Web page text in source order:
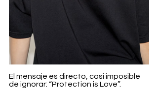
El mensaje es directo, casi imposible
de ignorar: “Protection is Love”.